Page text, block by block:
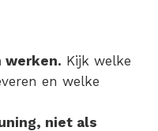
werken. Kijk welke
en welke
niet als